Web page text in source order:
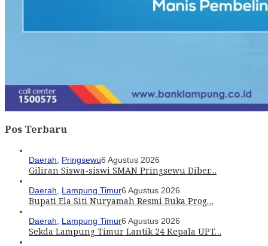
Pos Terbaru
Daerah, Pringsewu6 Agustus 2026
Giliran Siswa-siswi SMAN Pringsewu Diber…
Daerah, Lampung Timur6 Agustus 2026
Bupati Ela Siti Nuryamah Resmi Buka Prog…
Daerah, Lampung Timur6 Agustus 2026
Sekda Lampung Timur Lantik 24 Kepala UPT…